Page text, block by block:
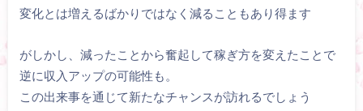
変化とは増えるばかりではなく減ることもあり得ます
がしかし、減ったことから奮起して稼ぎ方を変えたことで
逆に収入アップの可能性も。
この出来事を通じて新たなチャンスが訪れるでしょう